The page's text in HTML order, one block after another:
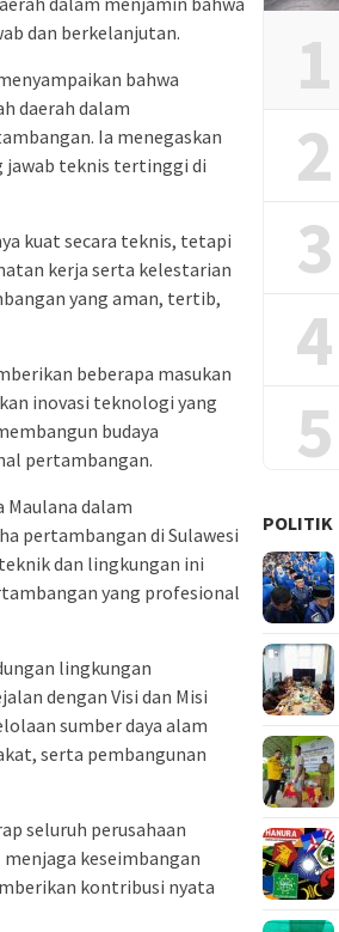
dan berkelanjutan.
bahwa
daerah dalam
Ia menegaskan
jawab teknis tertinggi di
kuat secara teknis, tetapi
kerja serta kelestarian
yang aman, tertib,
beberapa masukan
inovasi teknologi yang
budaya
pertambangan.
Maulana dalam
pertambangan di Sulawesi
dan lingkungan ini
yang profesional
lingkungan
dengan Visi dan Misi
sumber daya alam
serta pembangunan
seluruh perusahaan
keseimbangan
kontribusi nyata
1
2
3
4
5
POLITIK